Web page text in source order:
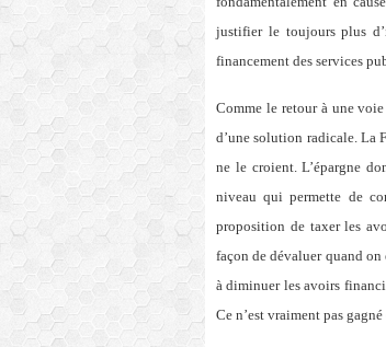
justifier le toujours plus
financement des services
Comme le retour à une
d’une solution radicale. La
ne le croient. L’épargne
niveau qui permette de
proposition de taxer les
façon de dévaluer quand
à diminuer les avoirs
Ce n’est vraiment pas